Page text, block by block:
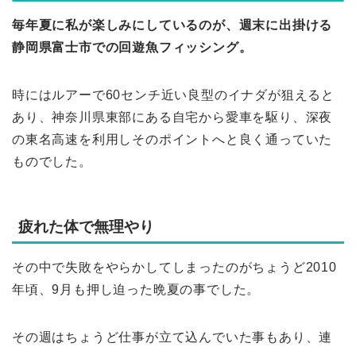
毎年夏に私が楽しみにしているのが、週末に出掛ける
静岡県富士市での回遊魚フィッシング。
時にはルアーで60センチ近い良型のイナダが狙えると
あり、神奈川県東部にある自宅から愛車を駆り、深夜
の東名高速を利用しそのポイントへと良く通っていた
ものでした。
疲れた体で無理やり
その中で失敗をやらかしてしまったのがちょうど2010
年頃、9月も押し迫った晩夏の事でした。
その週はちょうど仕事が立て込んでいた事もあり、連